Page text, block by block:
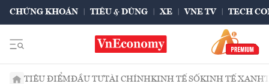
CHỨNG KHOÁN TIÊU & DÙNG XE VNE TV TECH
TIÊU ĐIỂMĐẦU TƯTÀI CHÍNHKINH TẾ SỐKINH TẾ XANH